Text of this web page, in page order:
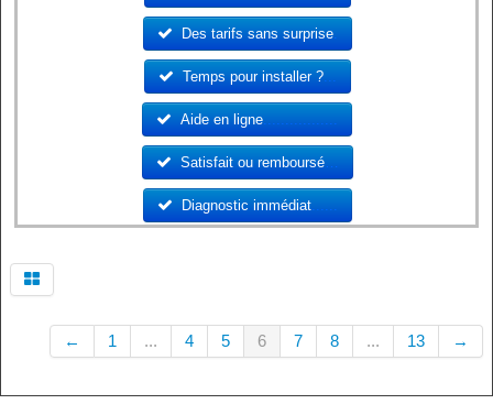
Des tarifs sans surprise.
Temps pour installer ?...
Aide en ligne
Satisfait ou remboursé…
Diagnostic immédiat......
← 1 ... 4 5 6 7 8 ... 13 →